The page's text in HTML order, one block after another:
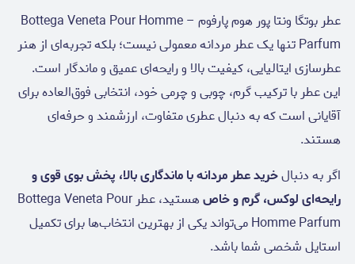
عطر بوتگا ونتا پور هوم پارفوم – Bottega Veneta Pour Homme
Parfum تنها یک عطر مردانه معمولی نیست؛ بلکه تجربه‌ای از هنر
عطرسازی ایتالیایی، کیفیت بالا و رایحه‌ای عمیق و ماندگار است.
این عطر با ترکیب گرم، چوبی و چرمی خود، انتخابی فوق‌العاده برای
آقایانی است که به دنبال عطری متفاوت، ارزشمند و حرفه‌ای
هستند.
اگر به دنبالخرید عطر مردانه با ماندگاری بالا، پخش بوی قوی و
رایحه‌ای لوکس، گرم و خاص
هستید، عطر Bottega Veneta Pour
Homme Parfum می‌تواند یکی از بهترین انتخاب‌ها برای تکمیل
استایل شخصی شما باشد.